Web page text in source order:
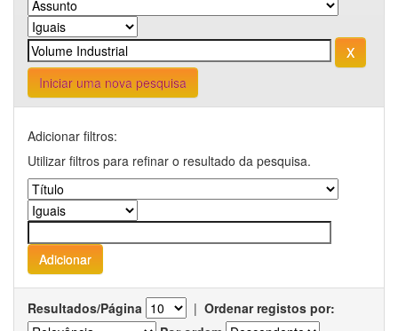
Iniciar uma nova pesquisa
Adicionar filtros:
Utilizar filtros para refinar o resultado da pesquisa.
Resultados/Página | Ordenar registos por: